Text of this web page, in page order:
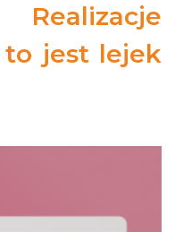
Realizacje
to jest lejek